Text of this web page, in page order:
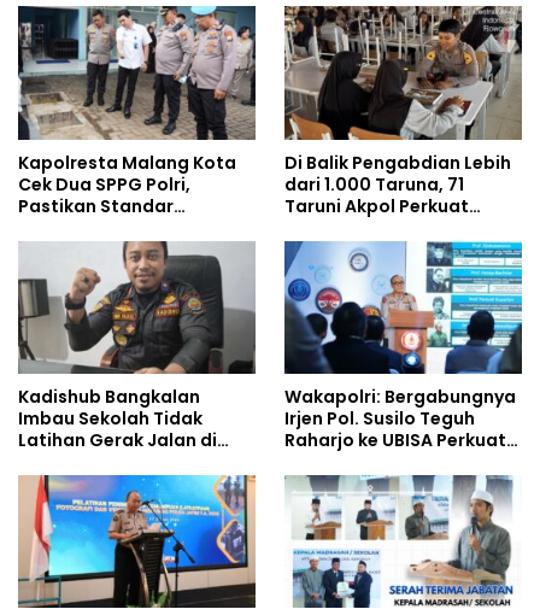
Kapolresta Malang Kota
Cek Dua SPPG Polri,
Pastikan Standar
Pengelolaan Limbah
Berjalan Optimal
Di Balik Pengabdian Lebih
dari 1.000 Taruna, 71
Taruni Akpol Perkuat
Siswa Sekolah Rakyat
Kadishub Bangkalan
Imbau Sekolah Tidak
Latihan Gerak Jalan di
Wakapolri: Bergabungnya
Irjen Pol. Susilo Teguh
Raharjo ke UBISA Perkuat
Studi Kepolisian